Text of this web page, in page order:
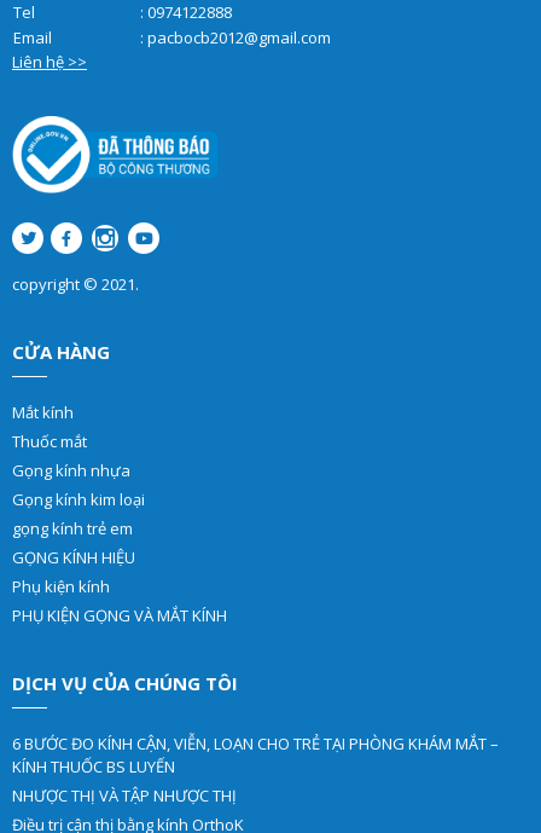
Tel
: 0974122888
Email
: pacbocb2012@gmail.com
Liên hệ >>
copyright © 2021.
CỬA HÀNG
Mắt kính
Thuốc mắt
Gọng kính nhựa
Gọng kính kim loại
gọng kính trẻ em
GỌNG KÍNH HIỆU
Phụ kiện kính
PHỤ KIỆN GỌNG VÀ MẮT KÍNH
DỊCH VỤ CỦA CHÚNG TÔI
6 BƯỚC ĐO KÍNH CẬN, VIỄN, LOẠN CHO TRẺ TẠI PHÒNG KHÁM MẮT –
KÍNH THUỐC BS LUYẾN
NHƯỢC THỊ VÀ TẬP NHƯỢC THỊ
Điều trị cận thị bằng kính OrthoK